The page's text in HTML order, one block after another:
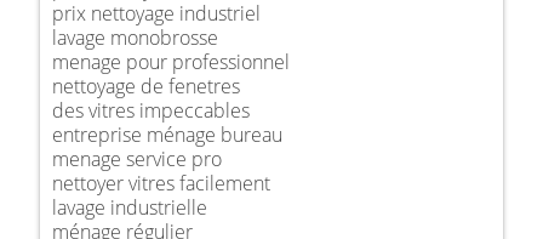
prix nettoyage industriel
lavage monobrosse
menage pour professionnel
nettoyage de fenetres
des vitres impeccables
entreprise ménage bureau
menage service pro
nettoyer vitres facilement
lavage industrielle
ménage régulier